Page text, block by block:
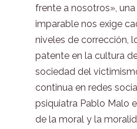
frente a nosotros»,
imparable nos exige
niveles de corrección,
patente en la cultura
sociedad del
continua en redes
psiquiatra Pablo Malo
de la moral y la